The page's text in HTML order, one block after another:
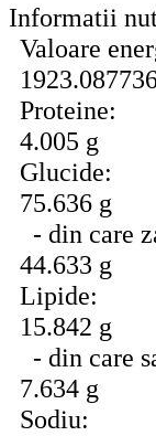
Informatii
Valoare
Proteine:
4.005 g
Glucide:
75.636 g
- din care
44.633 g
Lipide:
15.842 g
- din care
7.634 g
Sodiu: